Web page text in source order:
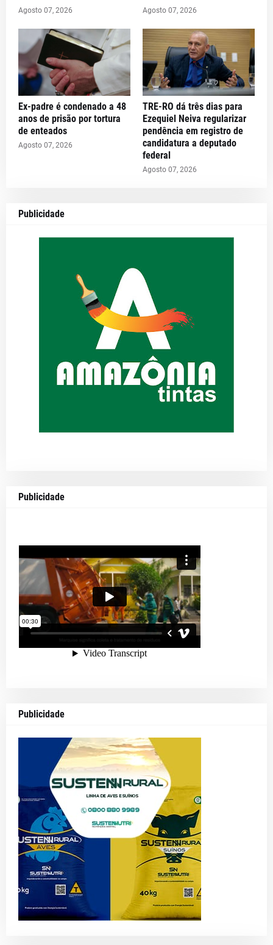
Agosto 07, 2026 Agosto 07, 2026
Ex-padre é condenado a 48
anos de prisão por tortura
de enteados
Agosto 07, 2026
TRE-RO dá três dias para
Ezequiel Neiva regularizar
pendência em registro de
candidatura a deputado
federal
Agosto 07, 2026
Publicidade
Publicidade
Publicidade